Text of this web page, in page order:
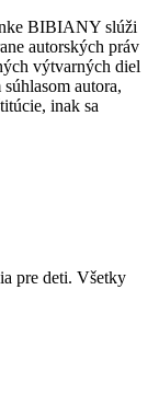
BIBIANY slúži
autorských práv
výtvarných diel
autora,
inak sa
pre deti. Všetky